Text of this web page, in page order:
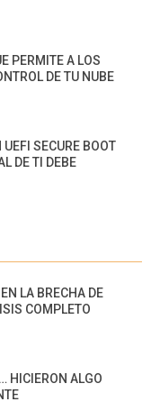
PERMITE A LOS
DE TU NUBE
SECURE BOOT
DE TI DEBE
LA BRECHA DE
COMPLETO
HICIERON ALGO